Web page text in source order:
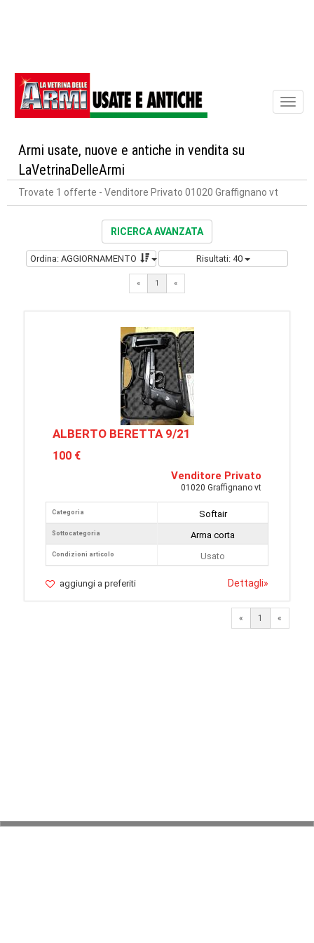
Armi usate, nuove e antiche in vendita su
LaVetrinaDelleArmi
Trovate 1 offerte - Venditore Privato 01020 Graffignano vt
RICERCA AVANZATA
Ordina: AGGIORNAMENTO Risultati: 40
« 1 «
ALBERTO BERETTA 9/21
100 €
Venditore Privato
01020 Graffignano vt
Categoria
Sottocategoria
Condizioni articolo
Softair
Arma corta
Usato
aggiungi a preferiti Dettagli»
« 1 «